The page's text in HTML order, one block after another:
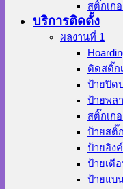
สติ๊กเก
บริการติดตั้ง
ผลงานที่ 1
ติดสติ๊ก
ป้ายปิด
ป้ายพล
สติ๊กเก
ป้ายสติ๊
ป้ายอิง
ป้ายเตื
ป้ายแบ